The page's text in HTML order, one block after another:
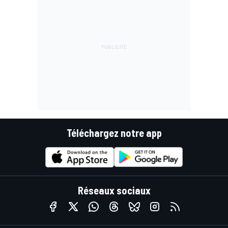
Téléchargez notre app
Réseaux sociaux